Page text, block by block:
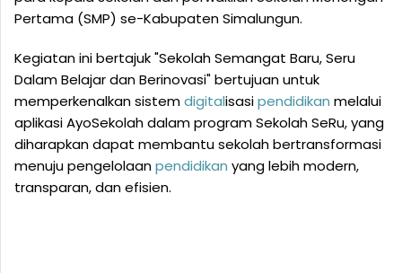
Pertama (SMP) se-Kabupaten Simalungun.
Kegiatan ini bertajuk "Sekolah Semangat Baru, Seru
Dalam Belajar dan Berinovasi" bertujuan untuk
memperkenalkan sistemdigitalisasipendidikan melalui
aplikasi AyoSekolah dalam program Sekolah SeRu, yang
diharapkan dapat membantu sekolah bertransformasi
menuju pengelolaanpendidikan yang lebih modern,
transparan, dan efisien.